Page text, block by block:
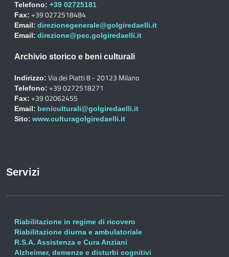
Telefono: +39 02725181
Fax: +39 0272518484
Email: direzionegenerale@golgiredaelli.it
Email: direzione@pec.golgiredaelli.it
Archivio storico e beni culturali
Indirizzo: Via dei Piatti 8 - 20123 Milano
Telefono: +39 0272518271
Fax: +39 02062455
Email: beniculturali@golgiredaelli.it
Sito: www.culturagolgiredaelli.it
Servizi
Riabilitazione in regime di ricovero
Riabilitazione diurna e ambulatoriale
R.S.A. Assistenza e Cura Anziani
Alzheimer, demenze e disturbi cognitivi